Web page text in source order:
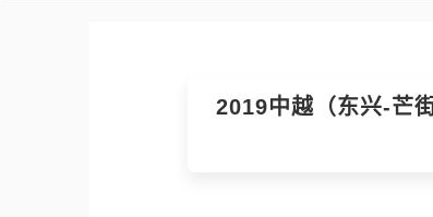
2019中越（东兴-芒